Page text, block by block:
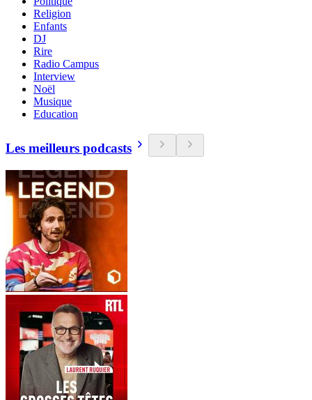
Religion
Enfants
DJ
Rire
Radio Campus
Interview
Noël
Musique
Education
Les meilleurs podcasts